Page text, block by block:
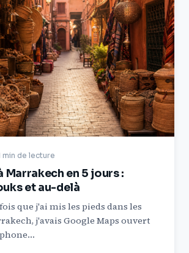
min de lecture
Marrakech en 5 jours :
et au-delà
que j'ai mis les pieds dans les
j'avais Google Maps ouvert